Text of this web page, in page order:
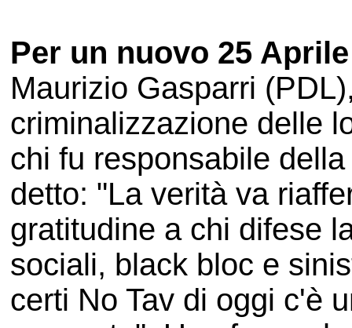
Per un nuovo 25 Aprile
Maurizio Gasparri
criminalizzazione delle
chi fu responsabile
detto: "La verità va
gratitudine a chi difese
sociali, black bloc e
certi No Tav di oggi c'è